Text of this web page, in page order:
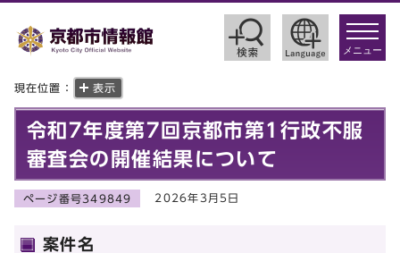
toggle
メニュー
現在位置： 表示
令和7年度第7回京都市第1行政不服
審査会の開催結果について
ページ番号349849 2026年3月5日
案件名